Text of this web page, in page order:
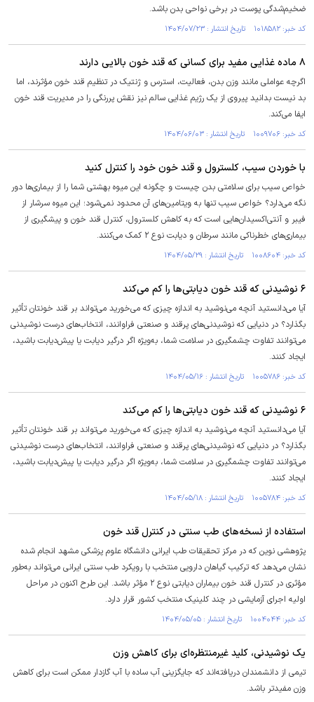
ضخیم‌شدگی پوست در برخی نواحی بدن باشد.
کد خبر: ۱۰۱۸۵۸۲ تاریخ انتشار : ۱۴۰۴/۰۷/۲۳
۸ ماده غذایی مفید برای کسانی که قند خون بالایی دارند
اگرچه عواملی مانند وزن بدن، فعالیت، استرس و ژنتیک در تنظیم قند خون مؤثرند، اما
بد نیست بدانید پیروی از یک رژیم غذایی سالم نیز نقش پررنگی را در مدیریت قند خون
ایفا می‌کند.
کد خبر: ۱۰۰۹۷۰۶ تاریخ انتشار : ۱۴۰۴/۰۶/۰۳
با خوردن سیب، کلسترول و قند خون خود را کنترل کنید
خواص سیب برای سلامتی بدن چیست و چگونه این میوه بهشتی شما را از بیماری‌ها دور
نگه می‌دارد؟ خواص سیب تنها به ویتامین‌های آن محدود نمی‌شود؛ این میوه سرشار از
فیبر و آنتی‌اکسیدان‌هایی است که به کاهش کلسترول، کنترل قند خون و پیشگیری از
بیماری‌های خطرناکی مانند سرطان و دیابت نوع ۲ کمک می‌کنند.
کد خبر: ۱۰۰۸۶۰۴ تاریخ انتشار : ۱۴۰۴/۰۵/۲۹
۶ نوشیدنی که قند خون دیابتی‌ها را کم می‌کند
آیا می‌دانستید آنچه می‌نوشید به اندازه چیزی که می‌خورید می‌تواند بر قند خونتان تأثیر
بگذارد؟ در دنیایی که نوشیدنی‌های پرقند و صنعتی فراوانند، انتخاب‌های درست نوشیدنی
می‌توانند تفاوت چشمگیری در سلامت شما، به‌ویژه اگر درگیر دیابت یا پیش‌دیابت باشید،
ایجاد کنند.
کد خبر: ۱۰۰۵۷۸۶ تاریخ انتشار : ۱۴۰۴/۰۵/۱۶
۶ نوشیدنی که قند خون دیابتی‌ها را کم می‌کند
آیا می‌دانستید آنچه می‌نوشید به اندازه چیزی که می‌خورید می‌تواند بر قند خونتان تأثیر
بگذارد؟ در دنیایی که نوشیدنی‌های پرقند و صنعتی فراوانند، انتخاب‌های درست نوشیدنی
می‌توانند تفاوت چشمگیری در سلامت شما، به‌ویژه اگر درگیر دیابت یا پیش‌دیابت باشید،
ایجاد کنند.
کد خبر: ۱۰۰۵۷۸۴ تاریخ انتشار : ۱۴۰۴/۰۵/۱۸
استفاده از نسخه‌های طب سنتی در کنترل قند خون
پژوهشی نوین که در مرکز تحقیقات طب ایرانی دانشگاه علوم پزشکی مشهد انجام شده
نشان می‌دهد که ترکیب گیاهان دارویی منتخب با رویکرد طب سنتی ایرانی می‌تواند به‌طور
مؤثری در کنترل قند خون بیماران دیابتی نوع ۲ مؤثر باشد. این طرح اکنون در مراحل
اولیه اجرای آزمایشی در چند کلینیک منتخب کشور قرار دارد.
کد خبر: ۱۰۰۴۰۴۴ تاریخ انتشار : ۱۴۰۴/۰۵/۰۵
یک نوشیدنی، کلید غیرمنتظره‌ای برای کاهش وزن
تیمی از دانشمندان دریافته‌اند که جایگزینی آب ساده با آب گازدار ممکن است برای کاهش
وزن مفیدتر باشد.